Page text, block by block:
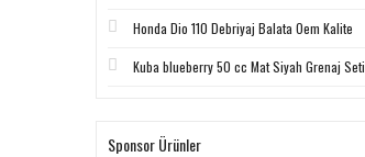
Honda Dio 110 Debriyaj Balata Oem Kalite
Kuba blueberry 50 cc Mat Siyah Grenaj Seti
Sponsor Ürünler